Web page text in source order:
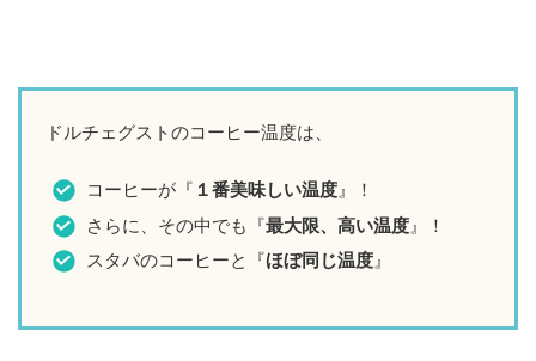
ドルチェグストのコーヒー温度は、
コーヒーが『 １番美味しい温度』！
さらに、その中でも『最大限、高い温度』！
スタバのコーヒーと『ほぼ同じ温度』